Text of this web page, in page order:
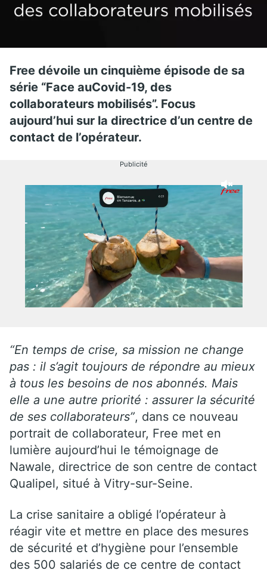
Free dévoile un cinquième épisode de sa
série “Face auCovid-19, des
collaborateurs mobilisés”. Focus
aujourd’hui sur la directrice d’un centre de
contact de l’opérateur.
Publicité
“En temps de crise, sa mission ne change
pas : il s’agit toujours de répondre au mieux
à tous les besoins de nos abonnés. Mais
elle a une autre priorité : assurer la sécurité
de ses collaborateurs”, dans ce nouveau
portrait de collaborateur, Free met en
lumière aujourd’hui le témoignage de
Nawale, directrice de son centre de contact
Qualipel, situé à Vitry-sur-Seine.
La crise sanitaire a obligé l’opérateur à
réagir vite et mettre en place des mesures
de sécurité et d’hygiène pour l’ensemble
des 500 salariés de ce centre de contact